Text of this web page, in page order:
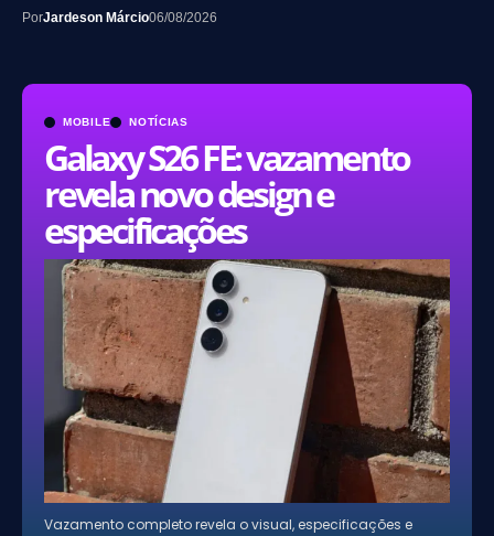
MOBILE NOTÍCIAS
Galaxy S26 FE: vazamento
revela novo design e
especificações
Vazamento completo revela o visual, especificações e
PorJardeson Márcio06/08/2026